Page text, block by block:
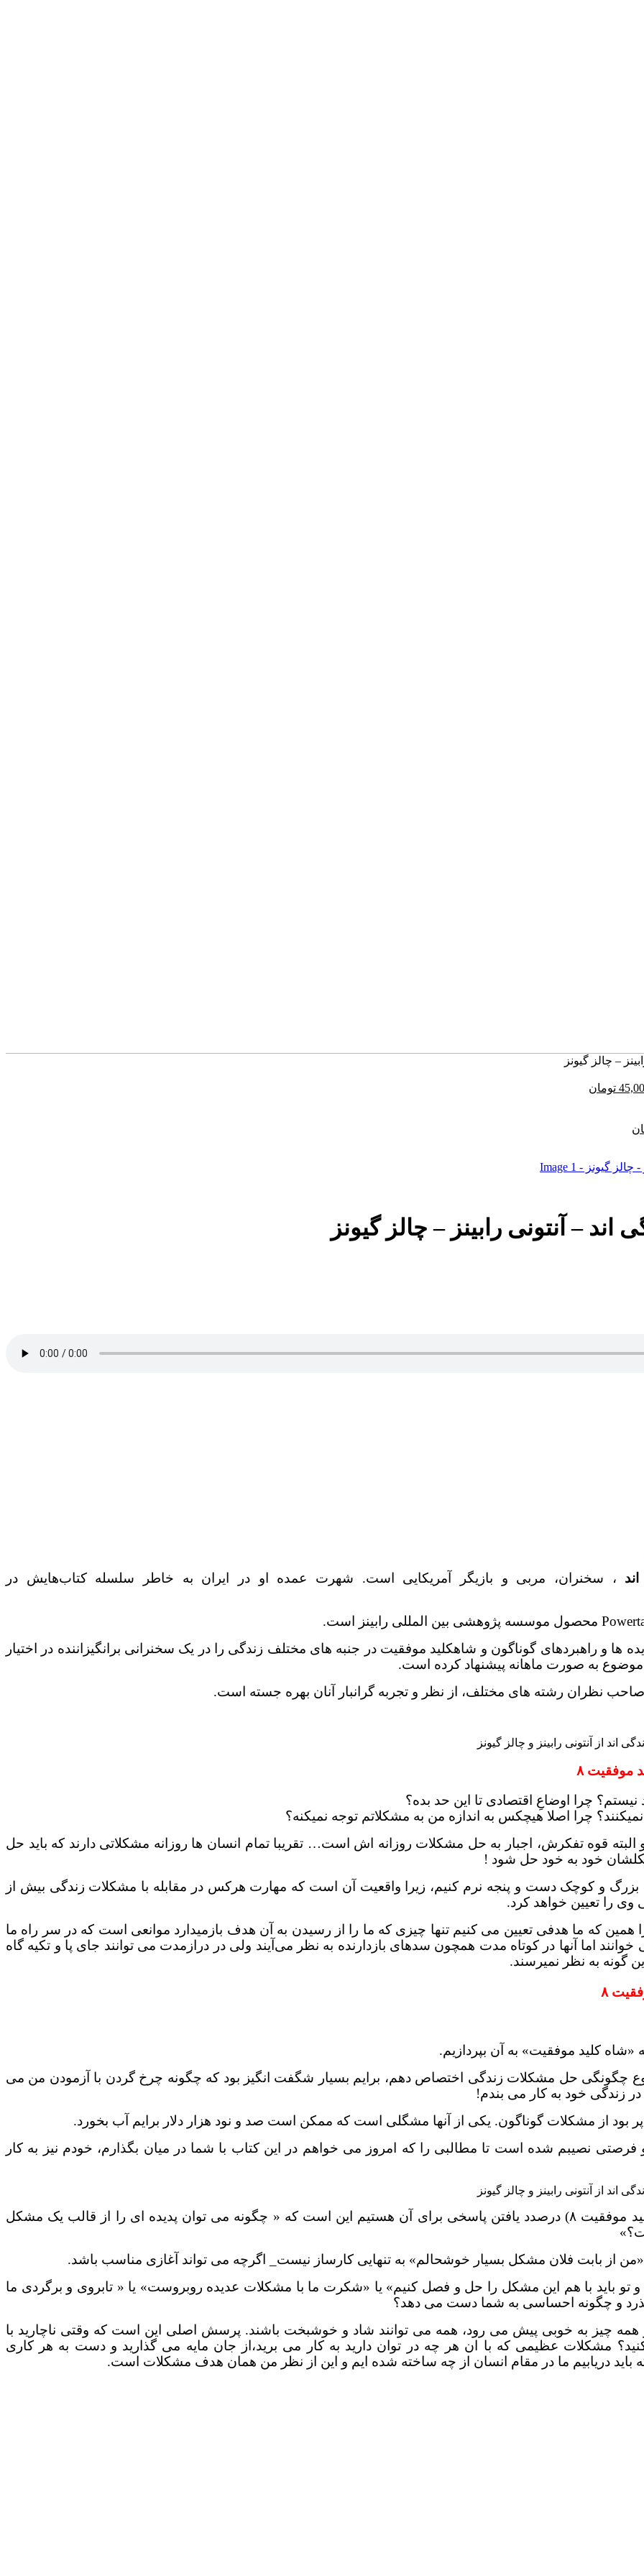
– چالز گیونز
تومان
– آنتونی رابینز – چالز گیونز
، سخنران، مربی و بازیگر آمریکایی است. شهرت عمده او در ایران به خاطر سلسله کتاب‌هایش در
ها و راهبردهای گوناگون و شاهکلید موفقیت در جنبه های مختلف زندگی را در یک سخنرانی برانگیزاننده در اختیار
موضوع به صورت ماهانه پیشنهاد کرده است.
صاحب نظران رشته های مختلف، از نظر و تجربه گرانبار آنان بهره جسته است.
موفقیت ۸
چرا اوضاعِ اقتصادی تا این حد بده؟
چرا اصلا هیچکس به اندازه من به مشکلاتم توجه نمیکنه؟
قوه تفکرش، اجبار به حل مشکلات روزانه اش است… تقریبا تمام انسان ها روزانه مشکلاتی دارند که باید حل
خود به خود حل شود !
بزرگ و کوچک دست و پنجه نرم کنیم، زیرا واقعیت آن است که مهارت هرکس در مقابله با مشکلات زندگی بیش از
وی را تعیین خواهد کرد.
که ما هدفی تعیین می کنیم تنها چیزی که ما را از رسیدن به آن هدف بازمیدارد موانعی است که در سر راه ما
خوانند اما آنها در کوتاه مدت همچون سدهای بازدارنده به نظر می‌آیند ولی در درازمدت می توانند جای پا و تکیه گاه
گونه به نظر نمیرسند.
۸
کلید موفقیت» به آن بپردازیم.
چگونگی حل مشکلات زندگی اختصاص دهم، برایم بسیار شگفت انگیز بود که چگونه چرخ گردن با آزمودن من می
زندگی خود به کار می بندم!
از مشکلات گوناگون. یکی از آنها مشگلی است که ممکن است صد و نود هزار دلار برایم آب بخورد.
فرصتی نصیبم شده است تا مطالبی را که امروز می خواهم در این کتاب با شما در میان بگذارم، خودم نیز به کار
(شاه کلید موفقیت ۸) درصدد یافتن پاسخی برای آن هستیم این است که « چگونه می توان پدیده ای را از قالب یک مشکل
«من از بابت فلان مشکل بسیار خوشحالم» به تنهایی کارساز نیست_ اگرچه می تواند آغازی مناسب باشد.
باید با هم این مشکل را حل و فصل کنیم» یا «شکرت ما با مشکلات عدیده روبروست» یا « تابروی و برگردی ما
و چگونه احساسی به شما دست می دهد؟
همه چیز به خوبی پیش می رود، همه می توانند شاد و خوشبخت باشند. پرسش اصلی این است که وقتی ناچارید با
مشکلات عظیمی که با ان هر چه در توان دارید به کار می برید،از جان مایه می گذارید و دست به هر کاری
باید دریابیم ما در مقام انسان از چه ساخته شده ایم و این از نظر من همان هدف مشکلات است.